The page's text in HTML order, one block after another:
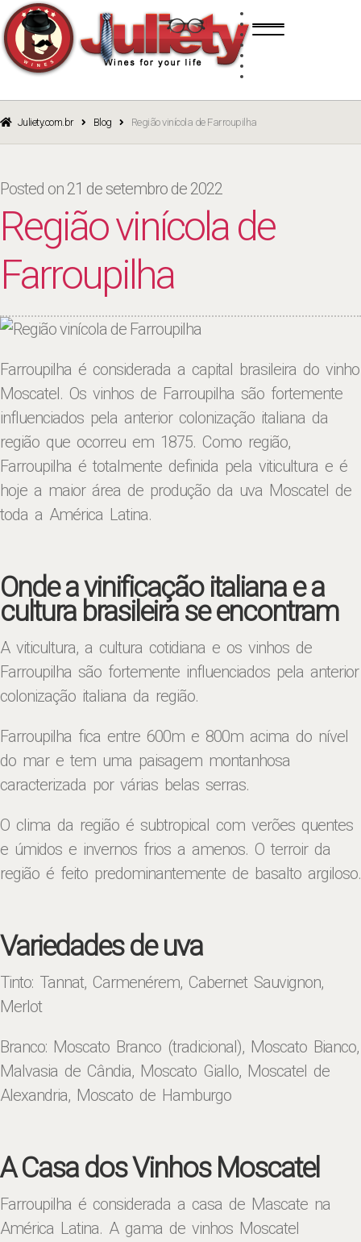
navigation
content
BRANCO
ROSÉ
Juliety.com.br Blog Região vinícola de Farroupilha
Posted on 21 de setembro de 2022
Região vinícola de
Farroupilha
Farroupilha é considerada a capital brasileira do vinho
Moscatel. Os vinhos de Farroupilha são fortemente
influenciados pela anterior colonização italiana da
região que ocorreu em 1875. Como região,
Farroupilha é totalmente definida pela viticultura e é
hoje a maior área de produção da uva Moscatel de
toda a América Latina.
Onde a vinificação italiana e a
cultura brasileira se encontram
A viticultura, a cultura cotidiana e os vinhos de
Farroupilha são fortemente influenciados pela anterior
colonização italiana da região.
Farroupilha fica entre 600m e 800m acima do nível
do mar e tem uma paisagem montanhosa
caracterizada por várias belas serras.
O clima da região é subtropical com verões quentes
e úmidos e invernos frios a amenos. O terroir da
região é feito predominantemente de basalto argiloso.
Variedades de uva
Tinto: Tannat, Carmenérem, Cabernet Sauvignon,
Merlot
Branco: Moscato Branco (tradicional), Moscato Bianco,
Malvasia de Cândia, Moscato Giallo, Moscatel de
Alexandria, Moscato de Hamburgo
A Casa dos Vinhos Moscatel
Farroupilha é considerada a casa de Mascate na
América Latina. A gama de vinhos Moscatel